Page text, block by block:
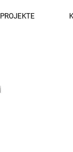
PROJEKTE